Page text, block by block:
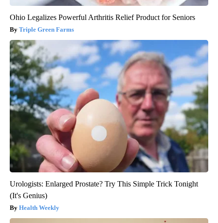
Ohio Legalizes Powerful Arthritis Relief Product for Seniors
Triple Green Farms
Urologists: Enlarged Prostate? Try This Simple Trick Tonight
(It's Genius)
Health Weekly